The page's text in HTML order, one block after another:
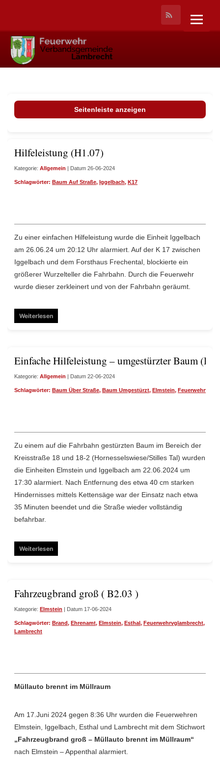
Hilfeleistung (H1.07)
Kategorie: Allgemein | Datum 26-06-2024
Schlagwörter: Baum Auf Straße, Iggelbach, K17
Zu einer einfachen Hilfeleistung wurde die Einheit Iggelbach
am 26.06.24 um 20:12 Uhr alarmiert. Auf der K 17 zwischen
Iggelbach und dem Forsthaus Frechental, blockierte ein
größerer Wurzelteller die Fahrbahn. Durch die Feuerwehr
wurde dieser zerkleinert und von der Fahrbahn geräumt.
Weiterlesen
Einfache Hilfeleistung – umgestürzter Baum
Kategorie: Allgemein | Datum 22-06-2024
Schlagwörter: Baum Über Straße, Baum Umgestürzt, Elmstein,
Zu einem auf die Fahrbahn gestürzten Baum im Bereich der
Kreisstraße 18 und 18-2 (Hornesselswiese/Stilles Tal) wurden
die Einheiten Elmstein und Iggelbach am 22.06.2024 um
17:30 alarmiert. Nach Entfernung des etwa 40 cm starken
Hindernisses mittels Kettensäge war der Einsatz nach etwa
35 Minuten beendet und die Straße wieder vollständig
befahrbar.
Weiterlesen
Fahrzeugbrand groß ( B2.03 )
Kategorie: Elmstein | Datum 17-06-2024
Schlagwörter: Brand, Ehrenamt, Elmstein, Esthal, Feuerwehrvglambrecht,
Lambrecht
Müllauto brennt im Müllraum
Am 17.Juni 2024 gegen 8:36 Uhr wurden die Feuerwehren
Elmstein, Iggelbach, Esthal und Lambrecht mit dem Stichwort
„Fahrzeugbrand groß – Müllauto brennt im Müllraum“
nach Elmstein – Appenthal alarmiert.
Seitenleiste anzeigen